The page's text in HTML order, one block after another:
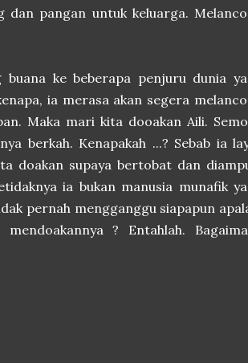
dan pangan untuk keluarga.
buana ke beberapa penjuru dunia
ia merasa akan segera
Maka mari kita dooakan Aili.
berkah. Kenapakah ...? Sebab ia
doakan supaya bertobat dan
ia bukan manusia munafik
pernah mengganggu siapapun
? Entahlah.